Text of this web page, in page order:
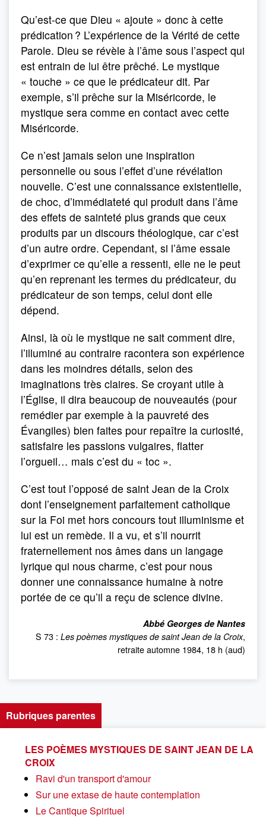
Qu’est-ce que Dieu « ajoute » donc à cette
prédication ? L’expérience de la Vérité de cette
Parole. Dieu se révèle à l’âme sous l’aspect qui
est entrain de lui être prêché. Le mystique
« touche » ce que le prédicateur dit. Par
exemple, s’il prêche sur la Miséricorde, le
mystique sera comme en contact avec cette
Miséricorde.
Ce n’est jamais selon une inspiration
personnelle ou sous l’effet d’une révélation
nouvelle. C’est une connaissance existentielle,
de choc, d’immédiateté qui produit dans l’âme
des effets de sainteté plus grands que ceux
produits par un discours théologique, car c’est
d’un autre ordre. Cependant, si l’âme essaie
d’exprimer ce qu’elle a ressenti, elle ne le peut
qu’en reprenant les termes du prédicateur, du
prédicateur de son temps, celui dont elle
dépend.
Ainsi, là où le mystique ne sait comment dire,
l’illuminé au contraire racontera son expérience
dans les moindres détails, selon des
imaginations très claires. Se croyant utile à
l’Église, il dira beaucoup de nouveautés (pour
remédier par exemple à la pauvreté des
Évangiles) bien faites pour repaître la curiosité,
satisfaire les passions vulgaires, flatter
l’orgueil… mais c’est du « toc ».
C’est tout l’opposé de saint Jean de la Croix
dont l’enseignement parfaitement catholique
sur la Foi met hors concours tout illuminisme et
lui est un remède. Il a vu, et s’il nourrit
fraternellement nos âmes dans un langage
lyrique qui nous charme, c’est pour nous
donner une connaissance humaine à notre
portée de ce qu’il a reçu de science divine.
Abbé Georges de Nantes
S 73 : Les poèmes mystiques de saint Jean de la Croix,
retraite automne 1984, 18 h (aud)
Rubriques parentes
LES POÈMES MYSTIQUES DE SAINT JEAN DE LA
CROIX
Ravi d'un transport d'amour
Sur une extase de haute contemplation
Le Cantique Spirituel